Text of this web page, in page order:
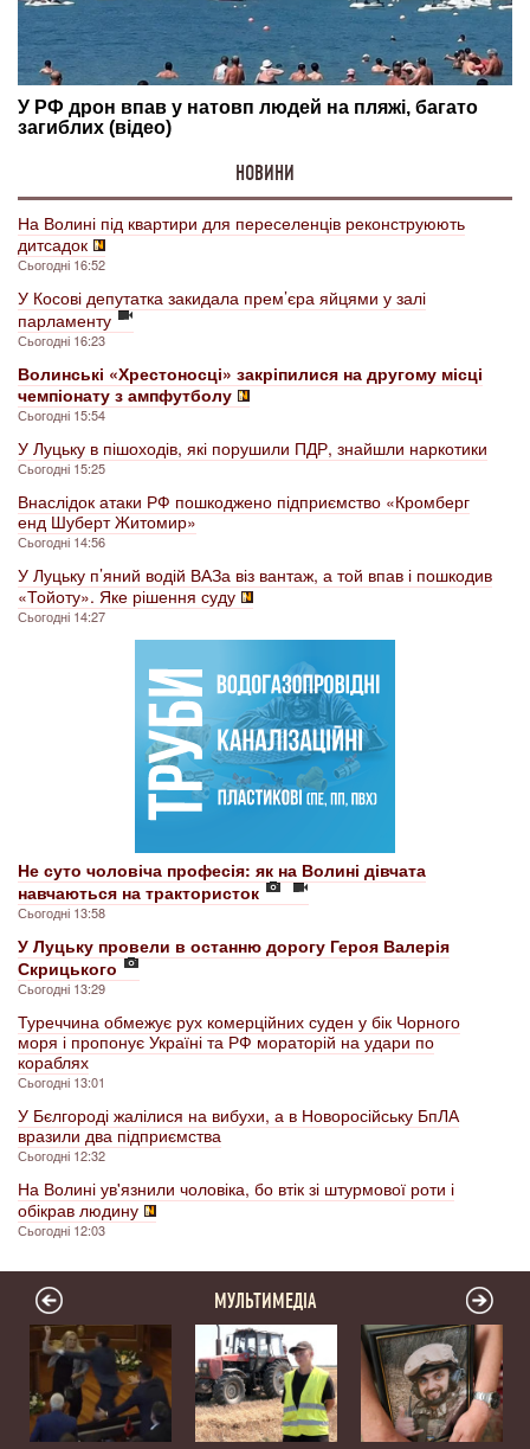
НОВИНИ
На Волині під квартири для переселенців реконструюють
дитсадок
Сьогодні 16:52
У Косові депутатка закидала прем’єра яйцями у залі
парламенту
Сьогодні 16:23
Волинські «Хрестоносці» закріпилися на другому місці
чемпіонату з ампфутболу
Сьогодні 15:54
У Луцьку в пішоходів, які порушили ПДР, знайшли наркотики
Сьогодні 15:25
Внаслідок атаки РФ пошкоджено підприємство «Кромберг
енд Шуберт Житомир»
Сьогодні 14:56
У Луцьку п’яний водій ВАЗа віз вантаж, а той впав і пошкодив
«Тойоту». Яке рішення суду
Сьогодні 14:27
Не суто чоловіча професія: як на Волині дівчата
навчаються на трактористок
Сьогодні 13:58
У Луцьку провели в останню дорогу Героя Валерія
Скрицького
Сьогодні 13:29
Туреччина обмежує рух комерційних суден у бік Чорного
моря і пропонує Україні та РФ мораторій на удари по
кораблях
Сьогодні 13:01
У Бєлгороді жалілися на вибухи, а в Новоросійську БпЛА
вразили два підприємства
Сьогодні 12:32
На Волині ув'язнили чоловіка, бо втік зі штурмової роти і
обікрав людину
Сьогодні 12:03
МУЛЬТИМЕДІА